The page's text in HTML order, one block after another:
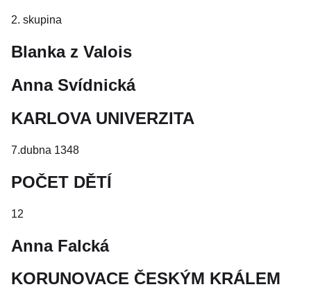
2. skupina
Blanka z Valois
Anna Svídnická
KARLOVA UNIVERZITA
7.dubna 1348
POČET DĚTÍ
12
Anna Falcká
KORUNOVACE ČESKÝM KRÁLEM